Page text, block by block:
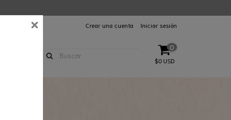
Crear una cuenta Iniciar sesión
0
$0 USD